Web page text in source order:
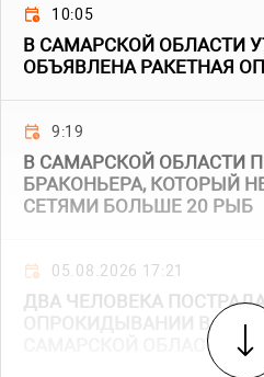
10:05
В САМАРСКОЙ ОБЛАСТИ
ОБЪЯВЛЕНА РАКЕТНАЯ
9:19
В САМАРСКОЙ ОБЛАСТИ
БРАКОНЬЕРА, КОТОРЫЙ
СЕТЯМИ БОЛЬШЕ 20 РЫБ
05.08.2026 17:21
ДВА ЧЕЛОВЕКА
ОПРОКИДЫВАНИИ
САМАРСКОЙ ОБЛАСТИ